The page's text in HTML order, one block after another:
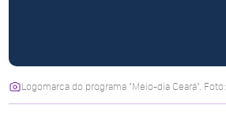
Logomarca do programa "Meio-dia Ceará".